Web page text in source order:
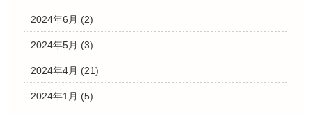
2024年6月 (2)
2024年5月 (3)
2024年4月 (21)
2024年1月 (5)